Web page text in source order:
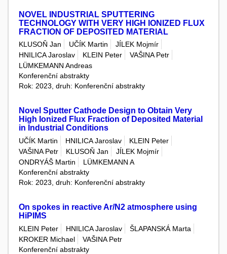
NOVEL INDUSTRIAL SPUTTERING
TECHNOLOGY WITH VERY HIGH IONIZED FLUX
FRACTION OF DEPOSITED MATERIAL
KLUSOŇ Jan UČÍK Martin
JÍLEK Mojmír
HNILICA Jaroslav
KLEIN Peter
VAŠINA Petr
LÜMKEMANN Andreas
Konferenční abstrakty
Rok: 2023, druh: Konferenční abstrakty
Novel Sputter Cathode Design to Obtain Very
High Ionized Flux Fraction of Deposited Material
in Industrial Conditions
UČÍK Martin HNILICA Jaroslav
KLEIN Peter
VAŠINA Petr
KLUSOŇ Jan
JÍLEK Mojmír
ONDRYÁŠ Martin
LÜMKEMANN A
Konferenční abstrakty
Rok: 2023, druh: Konferenční abstrakty
On spokes in reactive Ar/N2 atmosphere using
HiPIMS
KLEIN Peter HNILICA Jaroslav
ŠLAPANSKÁ Marta
KROKER Michael
VAŠINA Petr
Konferenční abstrakty